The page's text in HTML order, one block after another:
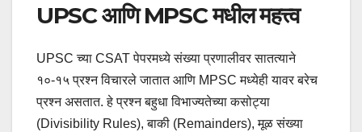
UPSC आणि MPSC मधील महत्त्व
UPSC च्या CSAT पेपरमध्ये संख्या प्रणालीवर सातत्याने
१०-१५ प्रश्न विचारले जातात आणि MPSC मध्येही यावर बरेच
प्रश्न असतात. हे प्रश्न बहुधा विभाज्यतेच्या कसोट्या
(Divisibility Rules), बाकी (Remainders), मूळ संख्या